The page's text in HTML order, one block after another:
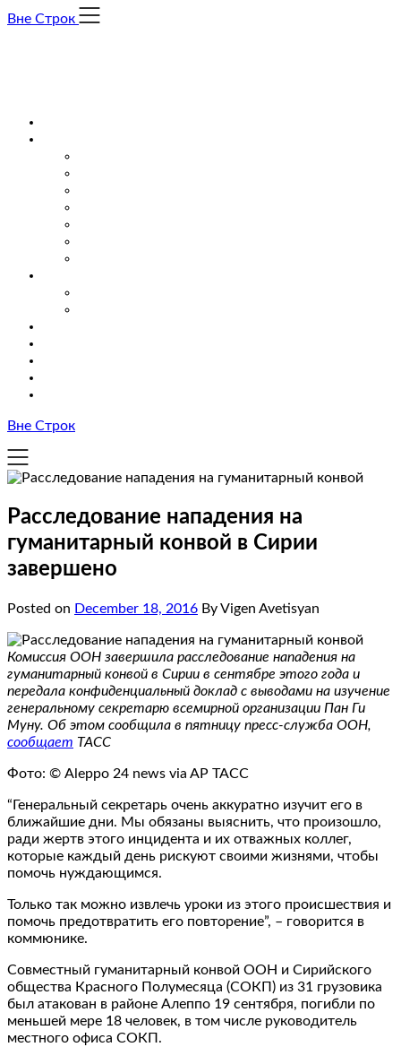
Skip
Вне Строк
Вне Строк
Расследование нападения на
гуманитарный конвой в Сирии
завершено
Posted on December 18, 2016 By Vigen Avetisyan
Комиссия ООН завершила расследование нападения на
гуманитарный конвой в Сирии в сентябре этого года и
передала конфиденциальный доклад с выводами на изучение
генеральному секретарю всемирной организации Пан Ги
Муну. Об этом сообщила в пятницу пресс-служба ООН,
сообщает ТАСС
Фото: © Aleppo 24 news via AP ТАСС
“Генеральный секретарь очень аккуратно изучит его в
ближайшие дни. Мы обязаны выяснить, что произошло,
ради жертв этого инцидента и их отважных коллег,
которые каждый день рискуют своими жизнями, чтобы
помочь нуждающимся.
Только так можно извлечь уроки из этого происшествия и
помочь предотвратить его повторение”, – говорится в
коммюнике.
Совместный гуманитарный конвой ООН и Сирийского
общества Красного Полумесяца (СОКП) из 31 грузовика
был атакован в районе Алеппо 19 сентября, погибли по
меньшей мере 18 человек, в том числе руководитель
местного офиса СОКП.